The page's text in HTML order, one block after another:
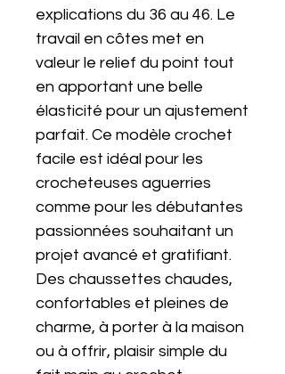
explications du 36 au 46. Le
travail en côtes met en
valeur le relief du point tout
en apportant une belle
élasticité pour un ajustement
parfait. Ce modèle crochet
facile est idéal pour les
crocheteuses aguerries
comme pour les débutantes
passionnées souhaitant un
projet avancé et gratifiant.
Des chaussettes chaudes,
confortables et pleines de
charme, à porter à la maison
ou à offrir, plaisir simple du